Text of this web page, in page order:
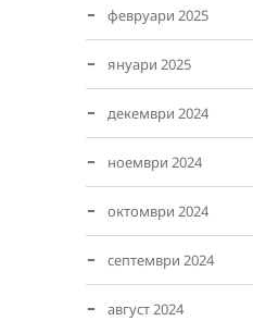
февруари 2025
януари 2025
декември 2024
ноември 2024
октомври 2024
септември 2024
август 2024